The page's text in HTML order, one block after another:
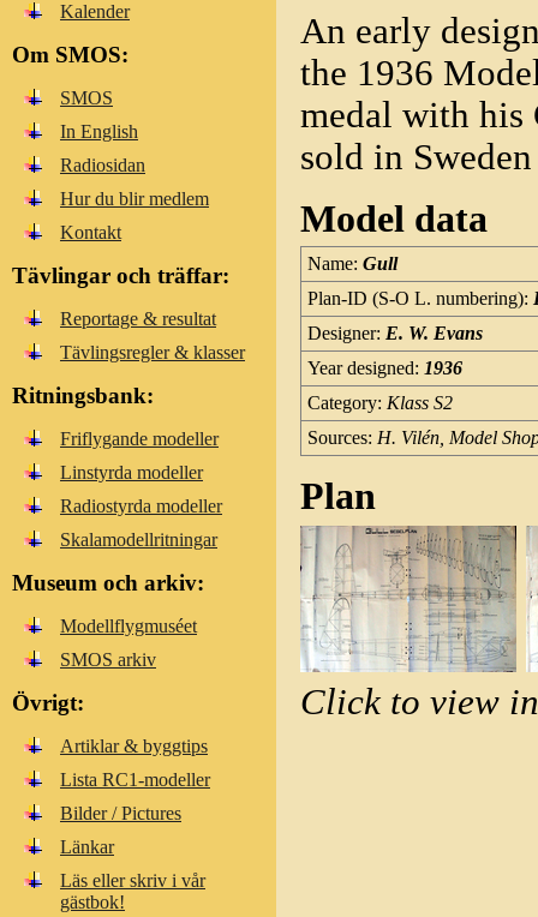
An early
the 1936
medal with his
sold in
Model data
Name: Gull
Plan-ID (S-O L. numbering):
Designer: E. W. Evans
Year designed: 1936
Category: Klass S2
Sources: H. Vilén, Model
Plan
Click to view
Kalender
Om SMOS:
SMOS
In English
Radiosidan
Hur du blir medlem
Kontakt
Tävlingar och träffar:
Reportage & resultat
Tävlingsregler & klasser
Ritningsbank:
Friflygande modeller
Linstyrda modeller
Radiostyrda modeller
Skalamodellritningar
Museum och arkiv:
Modellflygmuséet
SMOS arkiv
Övrigt:
Artiklar & byggtips
Lista RC1-modeller
Bilder / Pictures
Länkar
Läs eller skriv i vår
gästbok!